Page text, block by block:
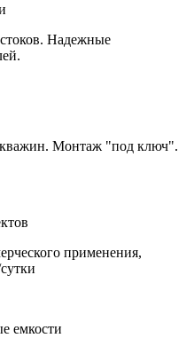
Надежные
Монтаж "под ключ".
применения,
емкости